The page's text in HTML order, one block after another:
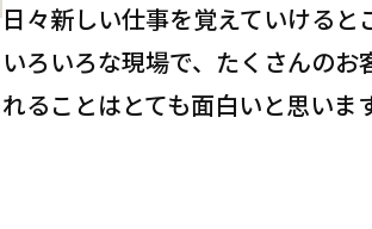
日々新しい仕事を覚えていけると
いろいろな現場で、たくさんの
れることはとても面白いと思います